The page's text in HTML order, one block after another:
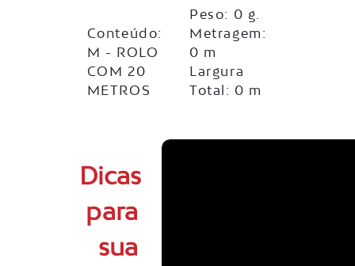
Conteúdo:
M - ROLO
COM 20
METROS
Peso: 0 g.
Metragem:
0 m
Largura
Total: 0 m
Dicas
para
sua